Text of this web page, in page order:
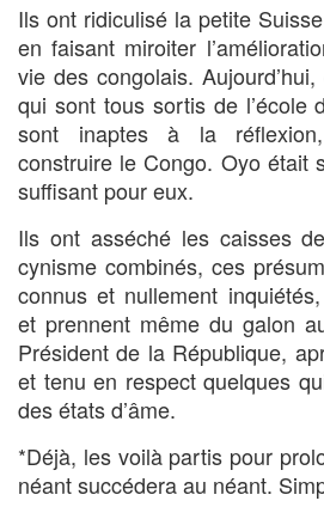
Ils ont ridiculisé la petite
en faisant miroiter
vie des congolais.
qui sont tous sortis de l’école
sont inaptes à la
construire le Congo. Oyo était
suffisant pour eux.
Ils ont asséché les caisses
cynisme combinés, ces
connus et nullement
et prennent même du galon
Président de la République,
et tenu en respect quelques
des états d’âme.
*Déjà, les voilà partis pour
néant succédera au néant.